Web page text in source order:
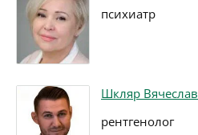
психиатр
Шкляр
рентгенолог